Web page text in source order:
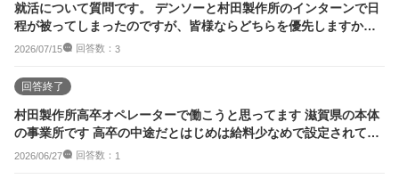
就活について質問です。 デンソーと村田製作所のインターンで日
程が被ってしまったのですが、皆様ならどちらを優先しますか？
非常に迷っていて...
2026/07/15 回答数： 3
回答終了
村田製作所高卒オペレーターで働こうと思ってます 滋賀県の本体
の事業所です 高卒の中途だとはじめは給料少なめで設定されて数
年後追いつく感...
2026/06/27 回答数： 1